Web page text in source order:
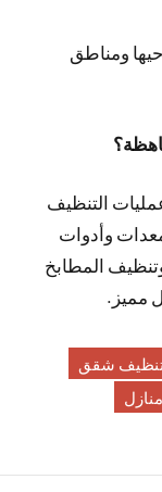
ومناطق
التنظيف
وأدوات
المطابخ
مميز.
شقق